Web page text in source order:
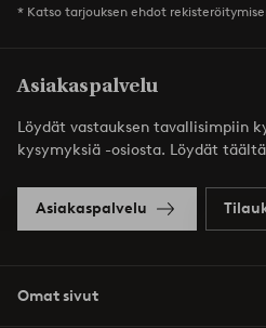
* Katso tarjouksen ehdot
Asiakaspalvelu
Löydät vastauksen tavallisimpiin
kysymyksiä -osiosta. Löydät
Asiakaspalvelu
Omat sivut